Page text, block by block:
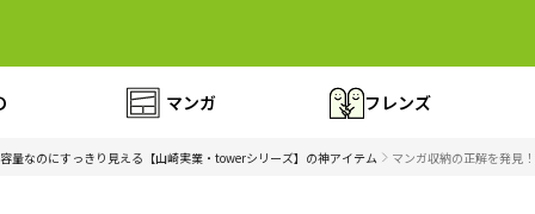
マンガ フレンズ
量なのにすっきり見える【山崎実業・towerシリーズ】の神アイテム マンガ収納の正解を発見